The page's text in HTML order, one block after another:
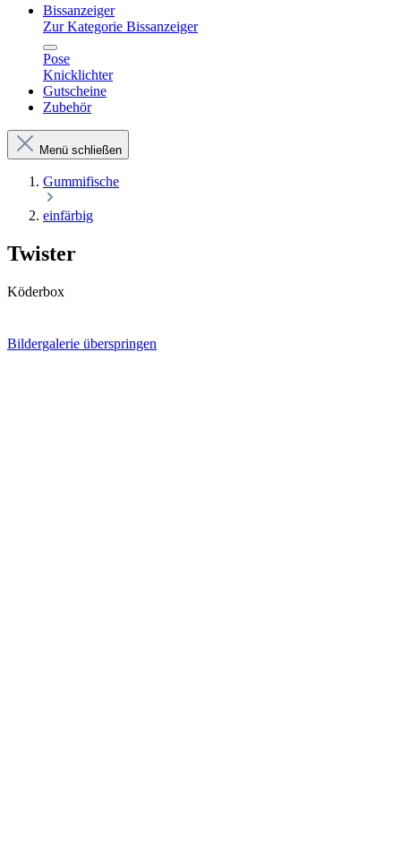
Bissanzeiger
Zur Kategorie Bissanzeiger
Pose
Knicklichter
Gutscheine
Zubehör
Menü schließen
Gummifische
einfärbig
Twister
Köderbox
Bildergalerie überspringen